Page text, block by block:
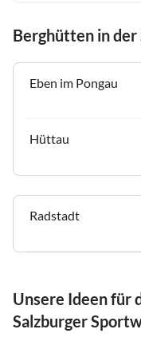
Berghütten in
Eben im Pongau
Hüttau
Radstadt
Unsere Ideen für
Salzburger